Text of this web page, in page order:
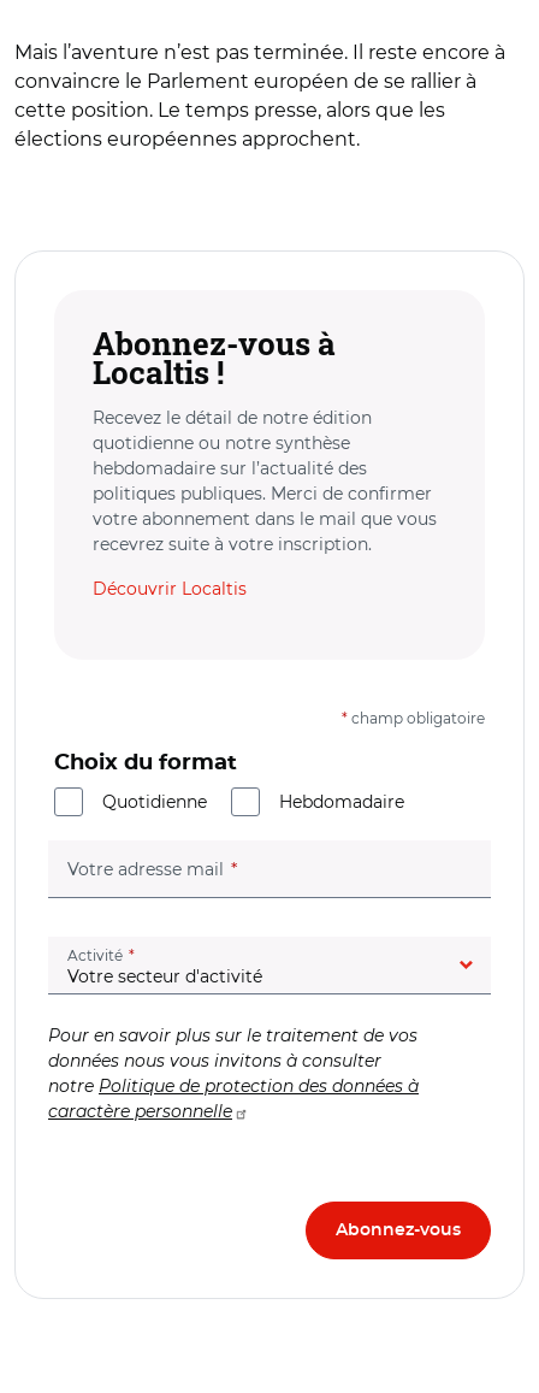
Mais l’aventure n’est pas terminée. Il reste encore à
convaincre le Parlement européen de se rallier à
cette position. Le temps presse, alors que les
élections européennes approchent.
Abonnez-vous à
Localtis !
Recevez le détail de notre édition
quotidienne ou notre synthèse
hebdomadaire sur l’actualité des
politiques publiques. Merci de confirmer
votre abonnement dans le mail que vous
recevrez suite à votre inscription.
Découvrir Localtis
* champ obligatoire
Choix du format
Quotidienne
Hebdomadaire
Votre adresse mail (champ obligatoire)
Activité (champ obligatoire)
Pour en savoir plus sur le traitement de vos
données nous vous invitons à consulter
notre Politique de protection des données à
caractère personnelle